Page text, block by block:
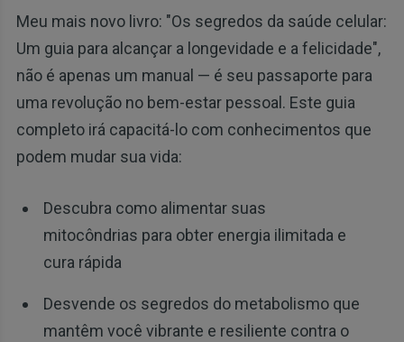
Meu mais novo livro: "Os segredos da saúde celular:
Um guia para alcançar a longevidade e a felicidade",
não é apenas um manual — é seu passaporte para
uma revolução no bem-estar pessoal. Este guia
completo irá capacitá-lo com conhecimentos que
podem mudar sua vida:
Descubra como alimentar suas
mitocôndrias para obter energia ilimitada e
cura rápida
Desvende os segredos do metabolismo que
mantêm você vibrante e resiliente contra o